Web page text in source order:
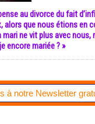
au divorce du fait
alors que nous étions en
mari ne vit plus avec
encore mariée ? »